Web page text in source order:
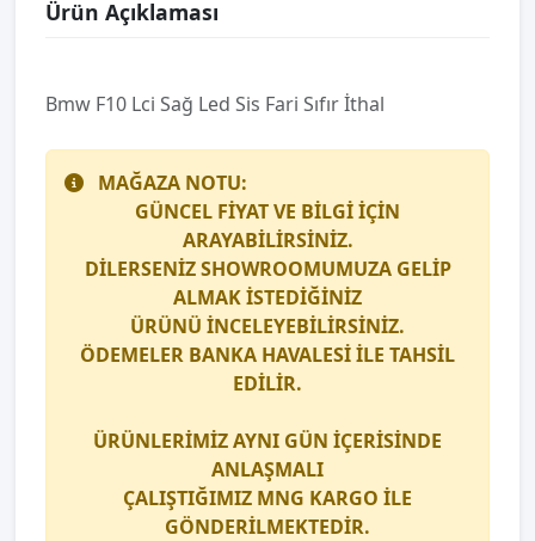
Ürün Açıklaması
Bmw F10 Lci̇ Sağ Led Si̇s Fari Sıfır İthal
MAĞAZA NOTU:
GÜNCEL FİYAT VE BİLGİ İÇİN
ARAYABİLİRSİNİZ.
DİLERSENİZ SHOWROOMUMUZA GELİP
ALMAK İSTEDİĞİNİZ
ÜRÜNÜ İNCELEYEBİLİRSİNİZ.
ÖDEMELER BANKA HAVALESİ İLE TAHSİL
EDİLİR.
ÜRÜNLERİMİZ AYNI GÜN İÇERİSİNDE
ANLAŞMALI
ÇALIŞTIĞIMIZ MNG KARGO İLE
GÖNDERİLMEKTEDİR.